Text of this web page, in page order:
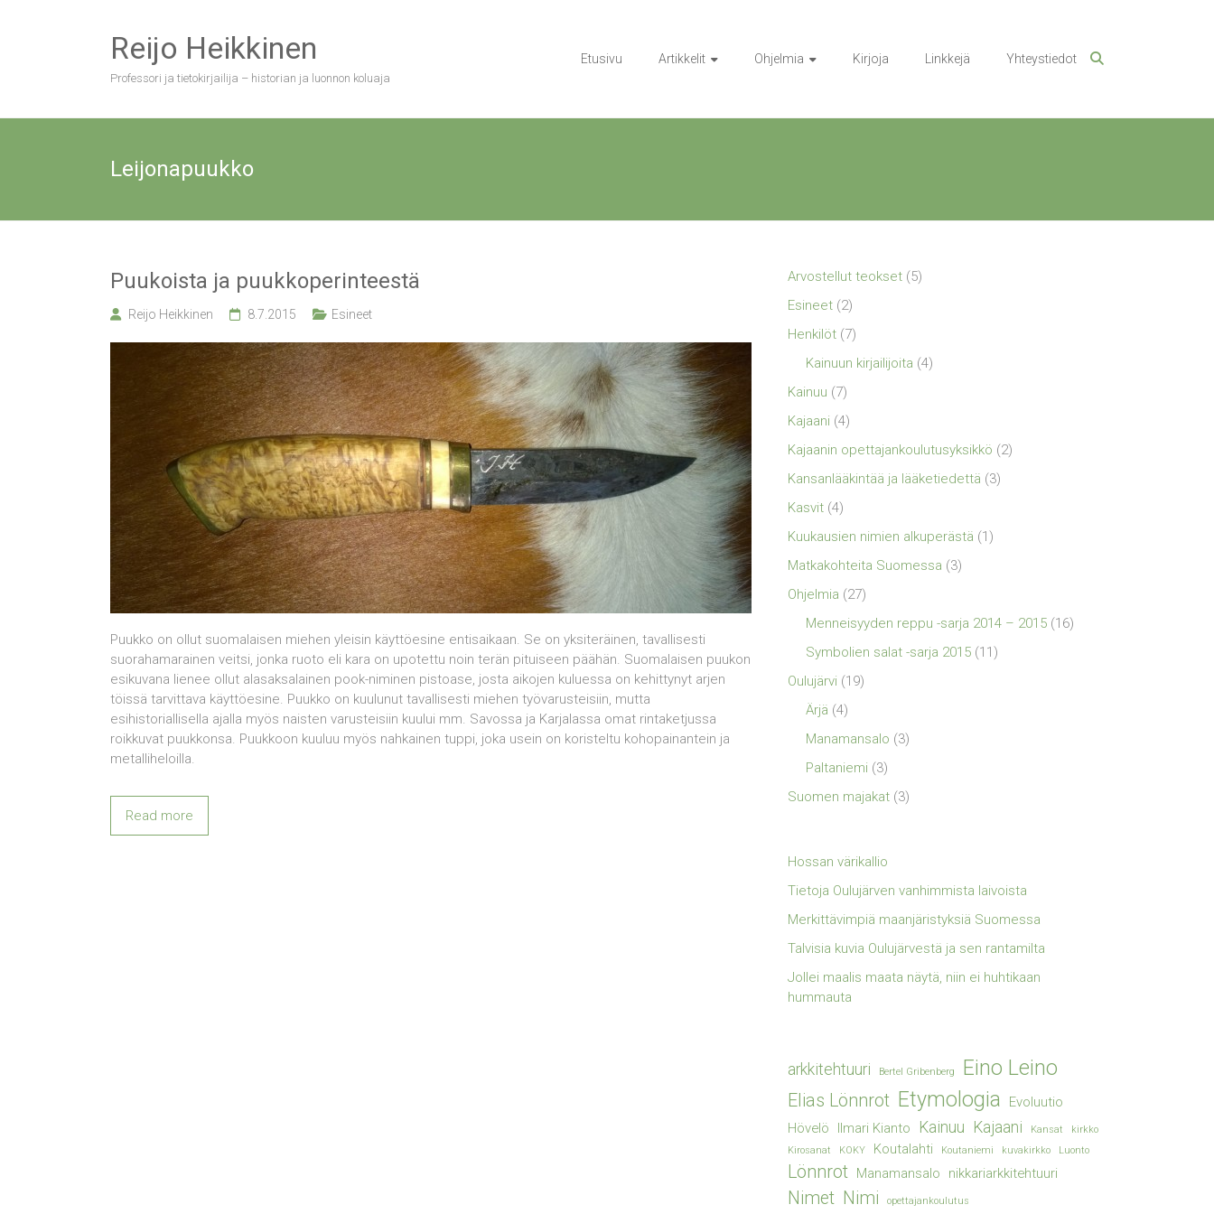
Reijo Heikkinen
Professori ja tietokirjailija – historian ja luonnon koluaja
Etusivu Artikkelit Ohjelmia Kirjoja Linkkejä Yhteystiedot
Leijonapuukko
Puukoista ja puukkoperinteestä
Reijo Heikkinen 8.7.2015 Esineet
Puukko on ollut suomalaisen miehen yleisin käyttöesine entisaikaan. Se on yksiteräinen, tavallisesti
suorahamarainen veitsi, jonka ruoto eli kara on upotettu noin terän pituiseen päähän. Suomalaisen puukon
esikuvana lienee ollut alasaksalainen pook-niminen pistoase, josta aikojen kuluessa on kehittynyt arjen
töissä tarvittava käyttöesine. Puukko on kuulunut tavallisesti miehen työvarusteisiin, mutta
esihistoriallisella ajalla myös naisten varusteisiin kuului mm. Savossa ja Karjalassa omat rintaketjussa
roikkuvat puukkonsa. Puukkoon kuuluu myös nahkainen tuppi, joka usein on koristeltu kohopainantein ja
metalliheloilla.
Read more
Arvostellut teokset (5)
Esineet (2)
Henkilöt (7)
Kainuun kirjailijoita (4)
Kainuu (7)
Kajaani (4)
Kajaanin opettajankoulutusyksikkö (2)
Kansanlääkintää ja lääketiedettä (3)
Kasvit (4)
Kuukausien nimien alkuperästä (1)
Matkakohteita Suomessa (3)
Ohjelmia (27)
Menneisyyden reppu -sarja 2014 – 2015 (16)
Symbolien salat -sarja 2015 (11)
Oulujärvi (19)
Ärjä (4)
Manamansalo (3)
Paltaniemi (3)
Suomen majakat (3)
Hossan värikallio
Tietoja Oulujärven vanhimmista laivoista
Merkittävimpiä maanjäristyksiä Suomessa
Talvisia kuvia Oulujärvestä ja sen rantamilta
Jollei maalis maata näytä, niin ei huhtikaan
hummauta
arkkitehtuuri Bertel Gribenberg Eino Leino
Elias Lönnrot Etymologia
Evoluutio
Hövelö
Ilmari Kianto Kainuu Kajaani Kansat
kirkko
Kirosanat
KOKY Koutalahti Koutaniemi kuvakirkko Luonto
Lönnrot Manamansalo nikkariarkkitehtuuri
Nimet Nimi opettajankoulutus